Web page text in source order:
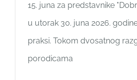
15. juna za predstavnike
u utorak 30. juna 2026.
praksi. Tokom dvosatnog
porodicama